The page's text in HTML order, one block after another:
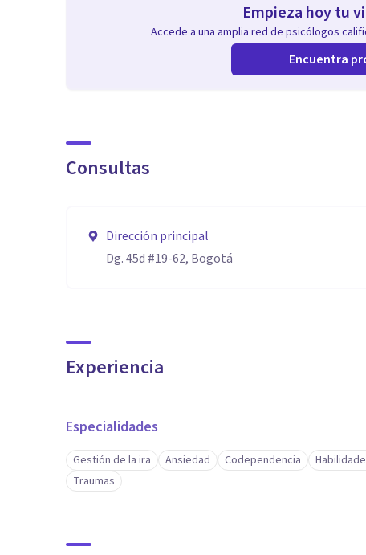
Empieza hoy tu
Accede a una amplia red de psicólogos
Encuentra
Consultas
Dirección principal
Dg. 45d #19-62, Bogotá
Experiencia
Especialidades
Gestión de la ira Ansiedad Codependencia
Traumas